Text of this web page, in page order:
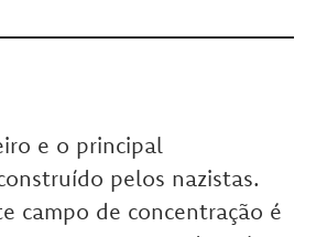
e o principal
pelos nazistas.
campo de concentração é